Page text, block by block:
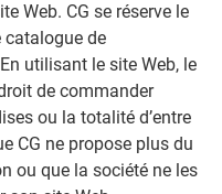
Web. CG se réserve le
catalogue de
utilisant le site Web, le
de commander
ou la totalité d’entre
CG ne propose plus du
ou que la société ne les